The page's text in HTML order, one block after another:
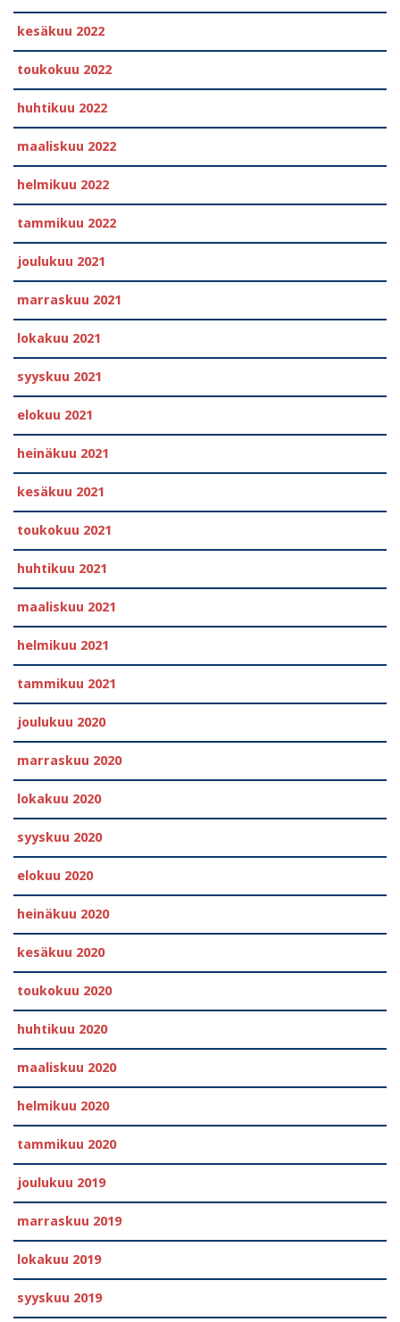
kesäkuu 2022
toukokuu 2022
huhtikuu 2022
maaliskuu 2022
helmikuu 2022
tammikuu 2022
joulukuu 2021
marraskuu 2021
lokakuu 2021
syyskuu 2021
elokuu 2021
heinäkuu 2021
kesäkuu 2021
toukokuu 2021
huhtikuu 2021
maaliskuu 2021
helmikuu 2021
tammikuu 2021
joulukuu 2020
marraskuu 2020
lokakuu 2020
syyskuu 2020
elokuu 2020
heinäkuu 2020
kesäkuu 2020
toukokuu 2020
huhtikuu 2020
maaliskuu 2020
helmikuu 2020
tammikuu 2020
joulukuu 2019
marraskuu 2019
lokakuu 2019
syyskuu 2019